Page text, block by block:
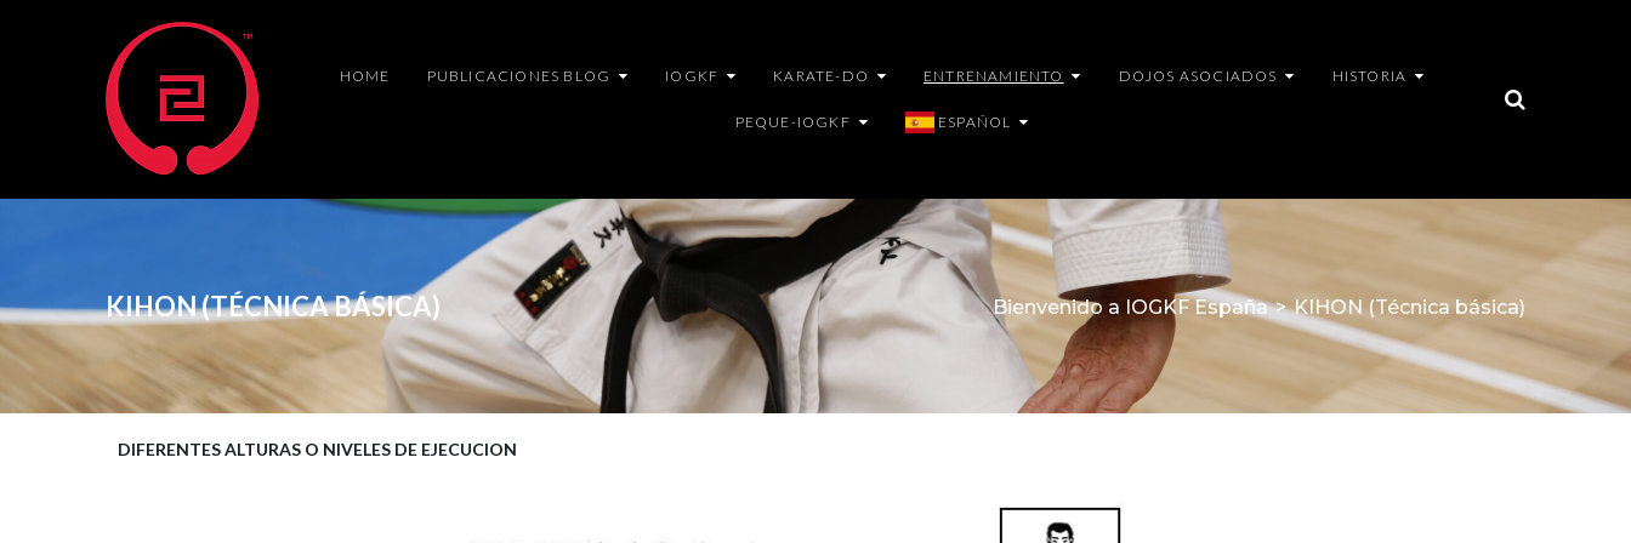
HOME PUBLICACIONES BLOG IOGKF KARATE-DO ENTRENAMIENTO DOJOS ASOCIADOS HISTORIA
PEQUE-IOGKF ESPAÑOL
KIHON (TÉCNICA BÁSICA) Bienvenido a IOGKF España > KIHON (Técnica básica)
DIFERENTES ALTURAS O NIVELES DE EJECUCION